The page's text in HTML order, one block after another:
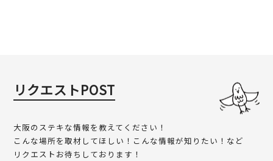
リクエストPOST
大阪のステキな情報を教えてください！
こんな場所を取材してほしい！こんな情報が知りたい！など
リクエストお待ちしております！